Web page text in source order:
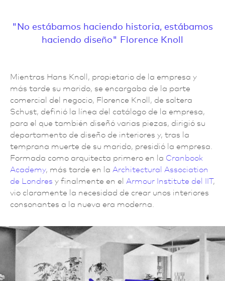
No estábamos haciendo historia, estábamos
haciendo diseño
Florence Knoll
Mientras Hans Knoll, propietario de la empresa y
más tarde su marido, se encargaba de la parte
comercial del negocio, Florence Knoll, de soltera
Schust, definió la línea del catálogo de la empresa,
para el que también diseñó varias piezas, dirigió su
departamento de diseño de interiores y, tras la
temprana muerte de su marido, presidió la empresa.
Formada como arquitecta primero en la Cranbook
Academy, más tarde en la Architectural Association
de Londres y finalmente en el Armour Institute del IIT,
vio claramente la necesidad de crear unos interiores
consonantes a la nueva era moderna.